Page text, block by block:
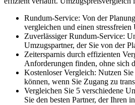
Rundum-Service: Von der
vergleichen und einen stressfreien
Zuverlässiger Rundum-Service:
Umzugspartner, der Sie von der
Zeitersparnis durch effizienten
Anforderungen finden, ohne sich
Kostenloser Vergleich: Nutzen
können, wenn Sie Zugang zu
Vergleichen Sie 5 verschiedene
Sie den besten Partner, der Ihren